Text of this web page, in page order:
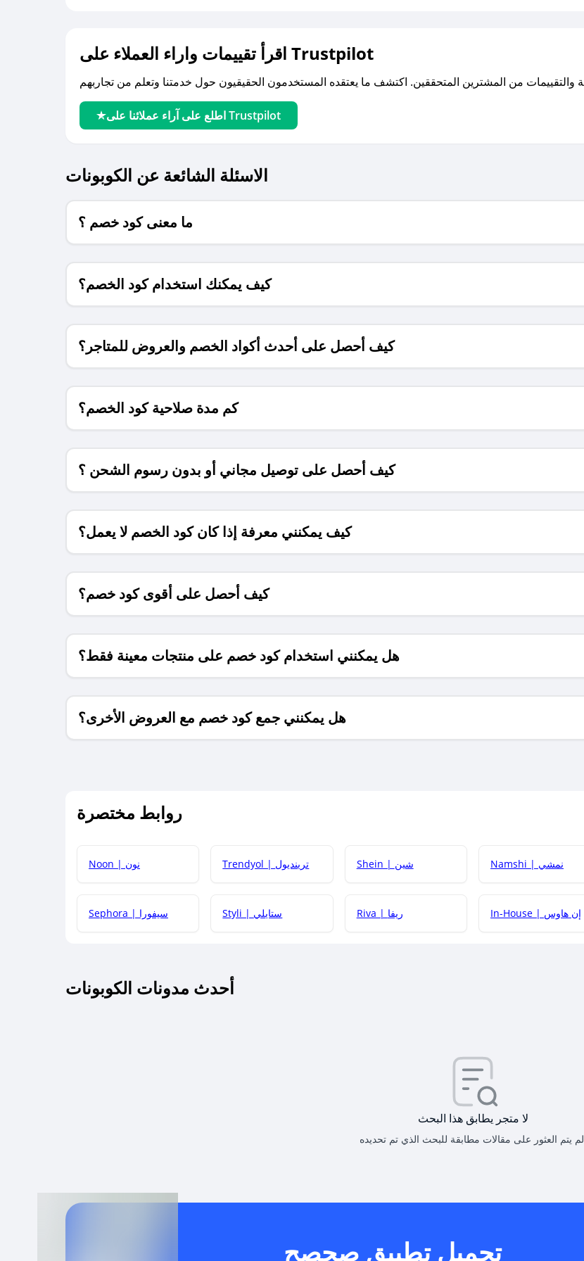
اقرأ تقييمات واراء العملاء على Trustpilot
اطلع على آراء عملائنا على Trustpilot
الاسئلة الشائعة عن الكوبونات
ما معنى كود خصم ؟
كيف يمكنك استخدام كود الخصم؟
كيف أحصل على أحدث أكواد الخصم والعروض للمتاجر؟
كم مدة صلاحية كود الخصم؟
كيف أحصل على توصيل مجاني أو بدون رسوم الشحن ؟
كيف يمكنني معرفة إذا كان كود الخصم لا يعمل؟
كيف أحصل على أقوى كود خصم؟
هل يمكنني استخدام كود خصم على منتجات معينة فقط؟
هل يمكنني جمع كود خصم مع العروض الأخرى؟
روابط مختصرة
Noon | نون Trendyol | ترينديول Shein | شين Namshi | نمشي
Sephora | سيفورا Styli | ستايلي Riva | ريفا In-House | إن هاوس
أحدث مدونات الكوبونات
لا متجر يطابق هذا البحث
تحميل تطبيق صحصح